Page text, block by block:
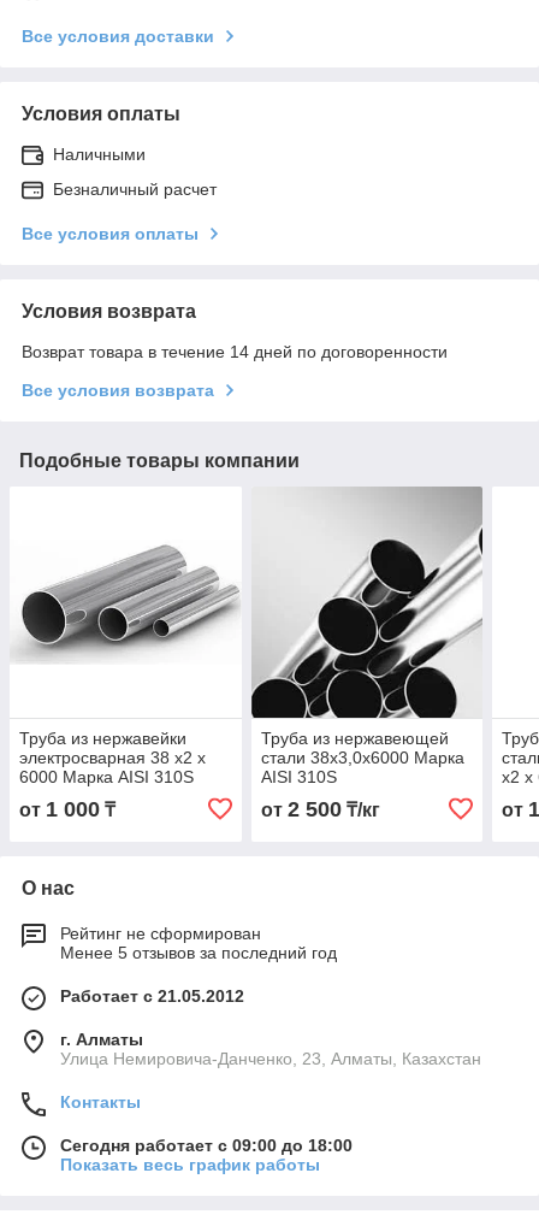
Все условия доставки
Условия оплаты
Наличными
Безналичный расчет
Все условия оплаты
Условия возврата
Возврат товара в течение 14 дней по договоренности
Все условия возврата
Подобные товары компании
Труба из нержавейки
электросварная 38 х2 х
6000 Марка AISI 310S
от 1 000 ₸
Труба из нержавеющей
стали 38х3,0х6000 Марка
AISI 310S
от 2 500₸/кг
х2 х
от
О нас
Рейтинг не сформирован
Менее 5 отзывов за последний год
Работает с 21.05.2012
г. Алматы
Улица Немировича-Данченко, 23, Алматы, Казахстан
Контакты
Сегодня работает с 09:00 до 18:00
Показать весь график работы